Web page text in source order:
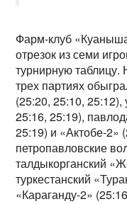
Фарм-клуб
отрезок из семи
турнирную
трех партиях
(25:20, 25:10,
25:16, 25:19),
25:19) и «Актобе-2»
петропавловские
талдыкорганский
туркестанский
«Караганду-2»